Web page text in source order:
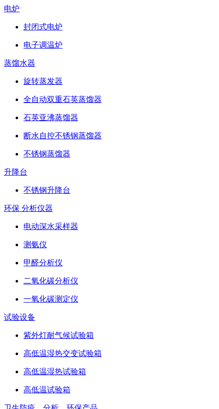
电炉
封闭式电炉
电子调温炉
蒸馏水器
旋转蒸发器
全自动双重石英蒸馏器
石英亚沸蒸馏器
断水自控不锈钢蒸馏器
不锈钢蒸馏器
升降台
不锈钢升降台
环保 分析仪器
电动深水采样器
测氨仪
甲醛分析仪
二氧化碳分析仪
一氧化碳测定仪
试验设备
紫外灯耐气候试验箱
高低温湿热交变试验箱
高低温湿热试验箱
高低温试验箱